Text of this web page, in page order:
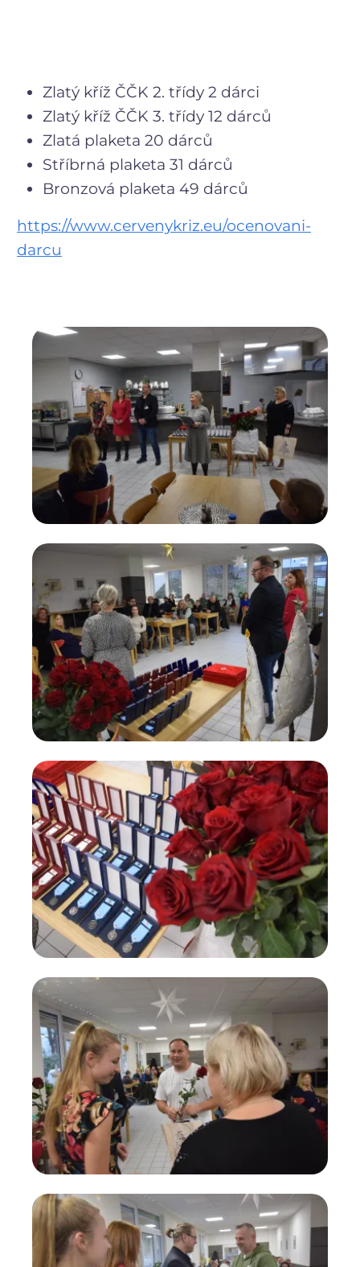
Zlatý kříž ČČK 2. třídy 2 dárci
Zlatý kříž ČČK 3. třídy 12 dárců
Zlatá plaketa 20 dárců
Stříbrná plaketa 31 dárců
Bronzová plaketa 49 dárců
https://www.cervenykriz.eu/ocenovani-
darcu